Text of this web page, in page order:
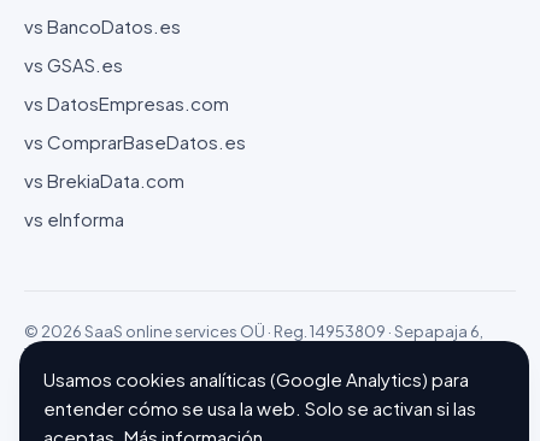
vs BancoDatos.es
vs GSAS.es
vs DatosEmpresas.com
vs ComprarBaseDatos.es
vs BrekiaData.com
vs eInforma
© 2026 SaaS online services OÜ · Reg. 14953809 · Sepapaja 6,
15551 Tallinn (Estonia)
Configurar cookiesHecho con ❤ en Barcelona
Usamos cookies analíticas (Google Analytics) para
entender cómo se usa la web. Solo se activan si las